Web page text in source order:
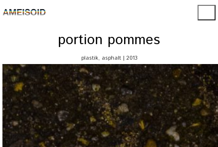
portion pommes
plastik, asphalt | 2013